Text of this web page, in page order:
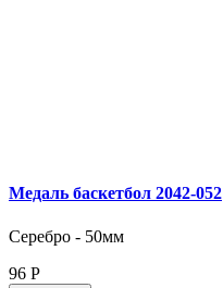
Медаль баскетбол 2042‑052
Серебро - 50мм
96 Р